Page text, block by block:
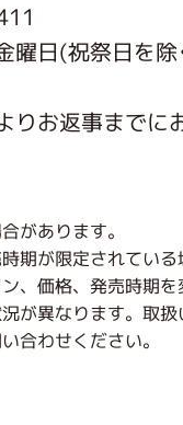
曜日(祝祭日を
お返事までに
があります。
期が限定されてい
、価格、発売時期
が異なります。取
合わせください。